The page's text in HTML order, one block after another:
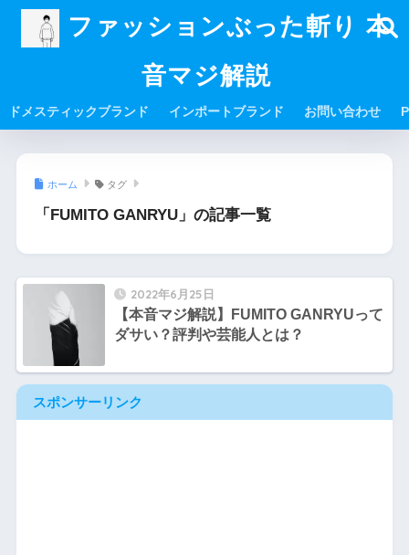
ファッションぶった斬り 本
音マジ解説
ドメスティックブランド インポートブランド お問い合わせ
ホーム タグ
「FUMITO GANRYU」の記事一覧
2022年6月25日
【本音マジ解説】FUMITO GANRYUって
ダサい？評判や芸能人とは？
スポンサーリンク